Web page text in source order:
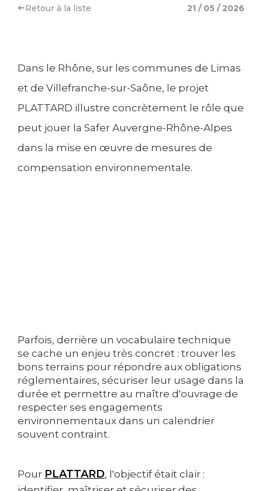
Retour à la liste 21 / 05 / 2026
Dans le Rhône, sur les communes de Limas
et de Villefranche-sur-Saône, le projet
PLATTARD illustre concrètement le rôle que
peut jouer la Safer Auvergne-Rhône-Alpes
dans la mise en œuvre de mesures de
compensation environnementale.
Parfois, derrière un vocabulaire technique
se cache un enjeu très concret : trouver les
bons terrains pour répondre aux obligations
réglementaires, sécuriser leur usage dans la
durée et permettre au maître d'ouvrage de
respecter ses engagements
environnementaux dans un calendrier
souvent contraint.
Pour PLATTARD, l'objectif était clair :